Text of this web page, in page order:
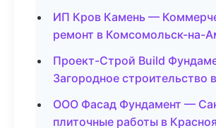
ИП Кров Камень —
ремонт в Комсомольск-на-
Проект-Строй Build
Загородное строительство
ООО Фасад Фундамент —
плиточные работы в